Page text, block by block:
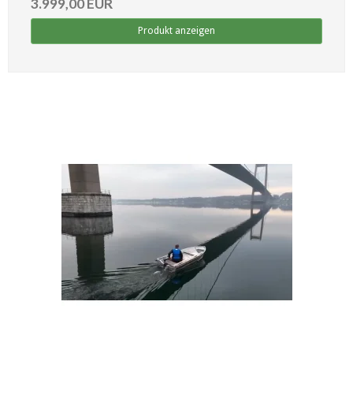
3.999,00 EUR
Produkt anzeigen